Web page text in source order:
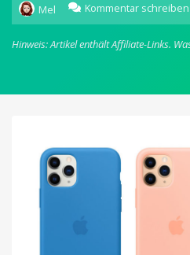
Mel
Kommentar schreiben
Hinweis: Artikel enthält Affiliate-Links.